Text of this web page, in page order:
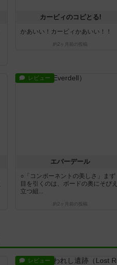
カービィのコピとる!
かあいい！カービィかあいい！！
約2ヶ月前 の投稿
レビュー
エバーデール
○「コンポーネントの美しさ」まず
目を引くのは、ボードの奥にそびえ
立つ組...
約2ヶ月前 の投稿
レビュー